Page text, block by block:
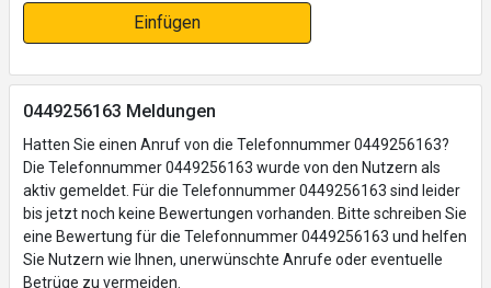
Einfügen
0449256163 Meldungen
Hatten Sie einen Anruf von die Telefonnummer 0449256163?
Die Telefonnummer 0449256163 wurde von den Nutzern als
aktiv gemeldet. Für die Telefonnummer 0449256163 sind leider
bis jetzt noch keine Bewertungen vorhanden. Bitte schreiben Sie
eine Bewertung für die Telefonnummer 0449256163 und helfen
Sie Nutzern wie Ihnen, unerwünschte Anrufe oder eventuelle
Betrüge zu vermeiden.